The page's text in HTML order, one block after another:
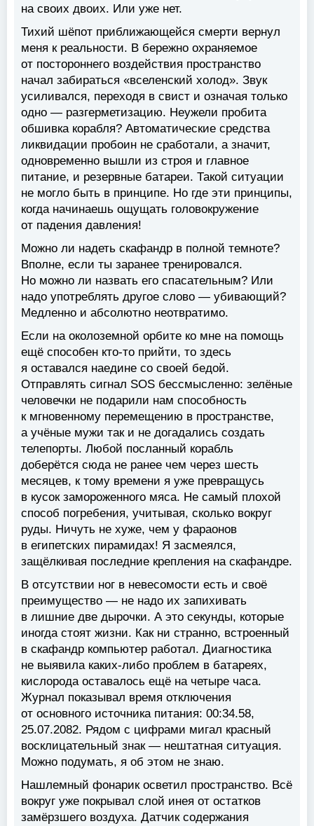
на своих двоих. Или уже нет.
Тихий шёпот приближающейся смерти вернул
меня к реальности. В бережно охраняемое
от постороннего воздействия пространство
начал забираться «вселенский холод». Звук
усиливался, переходя в свист и означая только
одно — разгерметизацию. Неужели пробита
обшивка корабля? Автоматические средства
ликвидации пробоин не сработали, а значит,
одновременно вышли из строя и главное
питание, и резервные батареи. Такой ситуации
не могло быть в принципе. Но где эти принципы,
когда начинаешь ощущать головокружение
от падения давления!
Можно ли надеть скафандр в полной темноте?
Вполне, если ты заранее тренировался.
Но можно ли назвать его спасательным? Или
надо употреблять другое слово — убивающий?
Медленно и абсолютно неотвратимо.
Если на околоземной орбите ко мне на помощь
ещё способен кто-то прийти, то здесь
я оставался наедине со своей бедой.
Отправлять сигнал SOS бессмысленно: зелёные
человечки не подарили нам способность
к мгновенному перемещению в пространстве,
а учёные мужи так и не догадались создать
телепорты. Любой посланный корабль
доберётся сюда не ранее чем через шесть
месяцев, к тому времени я уже превращусь
в кусок замороженного мяса. Не самый плохой
способ погребения, учитывая, сколько вокруг
руды. Ничуть не хуже, чем у фараонов
в египетских пирамидах! Я засмеялся,
защёлкивая последние крепления на скафандре.
В отсутствии ног в невесомости есть и своё
преимущество — не надо их запихивать
в лишние две дырочки. А это секунды, которые
иногда стоят жизни. Как ни странно, встроенный
в скафандр компьютер работал. Диагностика
не выявила каких-либо проблем в батареях,
кислорода оставалось ещё на четыре часа.
Журнал показывал время отключения
от основного источника питания: 00:34.58,
25.07.2082. Рядом с цифрами мигал красный
восклицательный знак — нештатная ситуация.
Можно подумать, я об этом не знаю.
Нашлемный фонарик осветил пространство. Всё
вокруг уже покрывал слой инея от остатков
замёрзшего воздуха. Датчик содержания